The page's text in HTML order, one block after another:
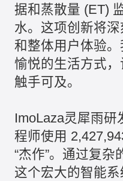
据和蒸散量 (ET)
水。这项创新将
和整体用户体验
愉悦的生活方式
触手可及。
ImoLaza灵犀雨
程师使用
“杰作”。通过复杂
这个宏大的智能